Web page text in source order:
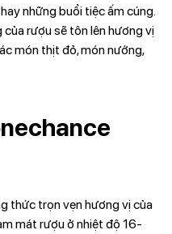
những buổi tiệc ấm cúng.
rượu sẽ tôn lên hương vị
món thịt đỏ, món nướng,
thức trọn vẹn hương vị của
mát rượu ở nhiệt độ 16-